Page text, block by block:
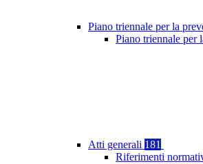
Piano triennale per la
Piano triennale per
Atti generali 181
Riferimenti